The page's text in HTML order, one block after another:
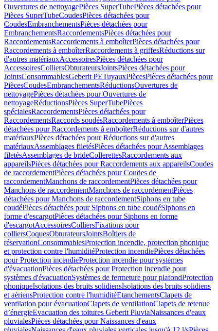
Ouvertures de nettoyagePièces SuperTubePièces détachées pour
Pièces SuperTubeCoudesPièces détachées pour
CoudesEmbranchementsPièces détachées pour
EmbranchementsRaccordementsPièces détachées pour
RaccordementsRaccordements à emboîterPièces détachées pour
Raccordements à emboîterRaccordements à griffesRéductions sur
d'autres matériauxAccessoiresPièces détachées pour
AccessoiresColliersObturateursJointsPièces détachées pour
JointsConsommablesGeberit PETuyauxPiècesPièces détachées pour
PiècesCoudesEmbranchementsRéductionsOuvertures de
nettoyagePièces détachées pour Ouvertures de
nettoyageRéductionsPièces SuperTubePièces
spécialesRaccordementsPièces détachées pour
RaccordementsRaccords soudésRaccordements à emboîterPièces
détachées pour Raccordements à emboîterRéductions sur d'autres
matériauxPièces détachées pour Réductions sur d'autres
matériauxAssemblages filetésPièces détachées pour Assemblages
filetésAssemblages de brideCollerettesRaccordements aux
appareilsPièces détachées pour Raccordements aux appareilsCoudes
de raccordementPièces détachées pour Coudes de
raccordementManchons de raccordementPièces détachées pour
Manchons de raccordementManchons de raccordementPièces
détachées pour Manchons de raccordementSiphons en tube
coudéPièces détachées pour Siphons en tube coudéSiphons en
forme d'escargotPièces détachées pour Siphons en forme
d'escargotAccessoiresColliersFixations pour
colliersCoquesObturateursJointsBoîtiers de
réservationConsommablesProtection incendie, protection phonique
et protection contre l'humiditéProtection incendiePièces détachées
pour Protection incendieProtection incendie pour systèmes
d'évacuationPièces détachées pour Protection incendie pour
systèmes d'évacuationSystèmes de fermeture pour plafondProtection
phoniqueIsolations des bruits solidiensIsolations des bruits solidiens
et aériensProtection contre l'humiditéEtanchementsClapets de
ventilation pour évacuationClapets de ventilationClapets de retenue
d’énergieEvacuation des toitures Geberit PluviaNaissances d'eaux
pluvialesPièces détachées pour Naissances d'eaux